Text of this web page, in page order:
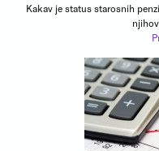
Kakav je status starosnih